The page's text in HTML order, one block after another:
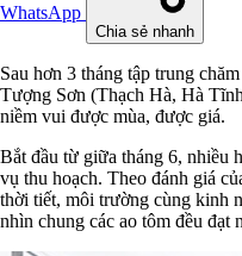
WhatsApp
Chia sẻ nhanh
Sau hơn 3 tháng tập trung
Tượng Sơn (Thạch Hà, Hà
niềm vui được mùa, được giá.
Bắt đầu từ giữa tháng 6, nhiều
vụ thu hoạch. Theo đánh giá
thời tiết, môi trường cùng kinh
nhìn chung các ao tôm đều đạt